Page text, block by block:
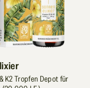
:
K2 Tropfen Depot für